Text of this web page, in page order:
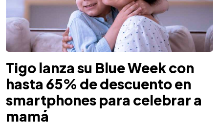
Tigo lanza su Blue Week con
hasta 65% de descuento en
smartphones para celebrar a
mamá